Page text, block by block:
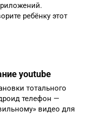
ребёнку этот
youtube
тотального
телефон —
видео для